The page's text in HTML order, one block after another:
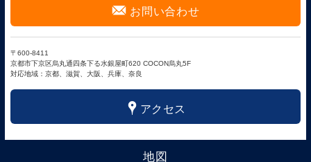
F お問い合わせ
〒600-8411
京都市下京区烏丸通四条下る水銀屋町620 COCON烏丸5F
対応地域：京都、滋賀、大阪、兵庫、奈良
x アクセス
地図